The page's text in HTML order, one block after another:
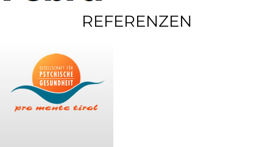
REFERENZEN